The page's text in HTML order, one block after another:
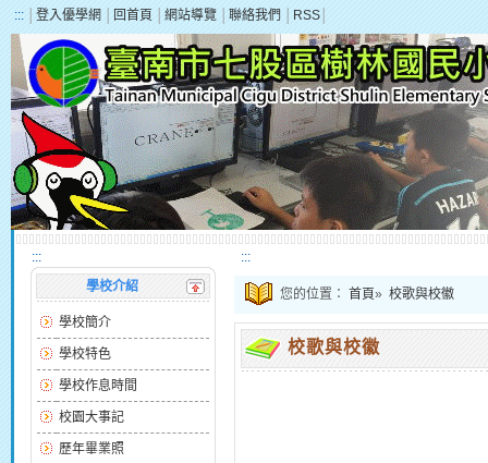
::: 登入優學網 回首頁 網站導覽 聯絡我們 RSS
:::
學校介紹
學校簡介
學校特色
學校作息時間
校園大事記
歷年畢業照
:::
您的位置： 首頁» 校歌與校徽
校歌與校徽